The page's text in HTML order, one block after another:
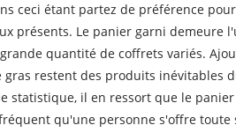
ceci étant partez de préférence
présents. Le panier garni
quantité de coffrets variés.
restent des produits inévitables
il en ressort que le
qu'une personne s'offre